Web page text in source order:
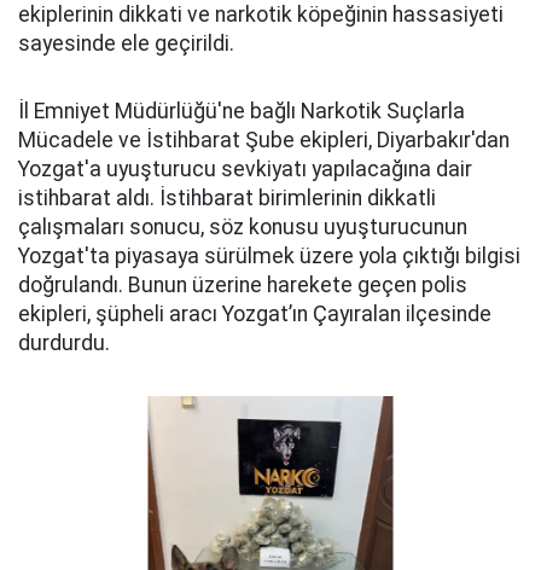
ekiplerinin dikkati ve narkotik köpeğinin hassasiyeti
sayesinde ele geçirildi.
İl Emniyet Müdürlüğü'ne bağlı Narkotik Suçlarla
Mücadele ve İstihbarat Şube ekipleri, Diyarbakır'dan
Yozgat'a uyuşturucu sevkiyatı yapılacağına dair
istihbarat aldı. İstihbarat birimlerinin dikkatli
çalışmaları sonucu, söz konusu uyuşturucunun
Yozgat'ta piyasaya sürülmek üzere yola çıktığı bilgisi
doğrulandı. Bunun üzerine harekete geçen polis
ekipleri, şüpheli aracı Yozgat’ın Çayıralan ilçesinde
durdurdu.